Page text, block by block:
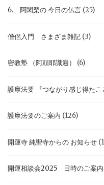
6. 阿闍梨の 今日の仏言 (25)
僧侶入門 さまざま雑記 (3)
密教塾 （阿頼耶識遍） (6)
護摩法要 『つながり感じ得たこ
護摩法要のご案内 (126)
開運寺 純聖寺からの お知らせ
開運相談会2025 日時のご案